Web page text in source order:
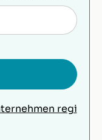
regi